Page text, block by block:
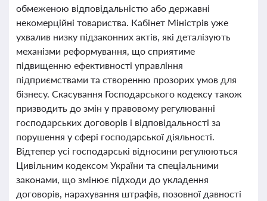
обмеженою відповідальністю або державні
некомерційні товариства. Кабінет Міністрів уже
ухвалив низку підзаконних актів, які деталізують
механізми реформування, що сприятиме
підвищенню ефективності управління
підприємствами та створенню прозорих умов для
бізнесу. Скасування Господарського кодексу також
призводить до змін у правовому регулюванні
господарських договорів і відповідальності за
порушення у сфері господарської діяльності.
Відтепер усі господарські відносини регулюються
Цивільним кодексом України та спеціальними
законами, що змінює підходи до укладення
договорів, нарахування штрафів, позовної давності